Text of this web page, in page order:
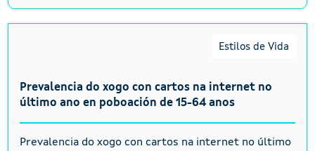
Estilos de Vida
Prevalencia do xogo con cartos na internet no
último ano en poboación de 15-64 anos
Prevalencia do xogo con cartos na internet no último